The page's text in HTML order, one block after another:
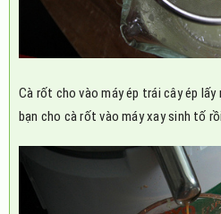
Cà rốt cho vào máy ép trái cây ép lấy
bạn cho cà rốt vào máy xay sinh tố